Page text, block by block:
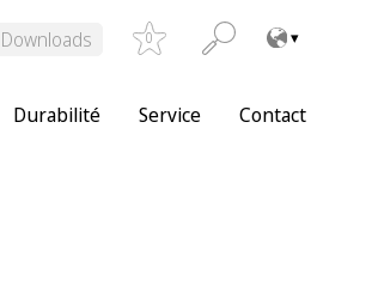
Downloads 0
Durabilité Service Contact